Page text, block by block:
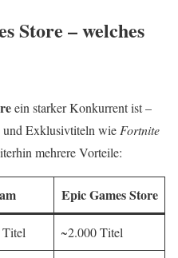
Store – welches
ein starker Konkurrent ist –
und Exklusivtiteln wie Fortnite
mehrere Vorteile:
Epic Games Store
~2.000 Titel